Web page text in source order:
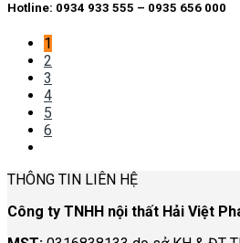
Hotline: 0934 933 555 – 0935 656 000
1
2
3
4
5
6
THÔNG TIN LIÊN HỆ
Công ty TNHH nội thất Hải Việt